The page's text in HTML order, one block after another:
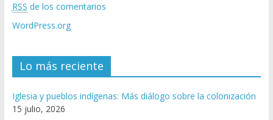
RSS de los comentarios
WordPress.org
Lo más reciente
Iglesia y pueblos indígenas: Más diálogo sobre la colonización
15 julio, 2026